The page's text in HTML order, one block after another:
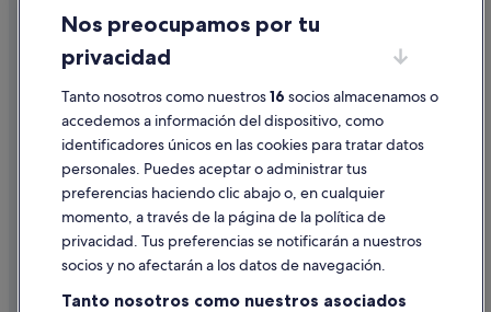
Condiciones de uso
Información legal/contacto
Pautas sobre el contenido y cómo denunciar contenido
Ayuda
Cancelar un vuelo
Cancelar una reserva de hotel o de un alquiler vacacional
Nos preocupamos por tu
privacidad
Tanto nosotros como nuestros16 socios almacenamos o
accedemos a información del dispositivo, como
identificadores únicos en las cookies para tratar datos
personales. Puedes aceptar o administrar tus
preferencias haciendo clic abajo o, en cualquier
momento, a través de la página de la política de
privacidad. Tus preferencias se notificarán a nuestros
socios y no afectarán a los datos de navegación.
Tanto nosotros como nuestros asociados